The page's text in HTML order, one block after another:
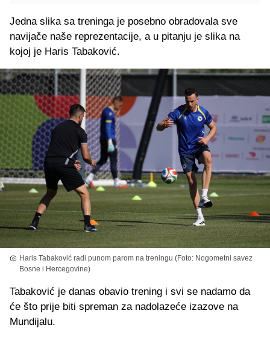
Jedna slika sa treninga je posebno obradovala sve
navijače naše reprezentacije, a u pitanju je slika na
kojoj je Haris Tabaković.
Haris Tabaković radi punom parom na treningu (Foto: Nogometni savez
Bosne i Hercegovine)
Tabaković je danas obavio trening i svi se nadamo da
će što prije biti spreman za nadolazeće izazove na
Mundijalu.